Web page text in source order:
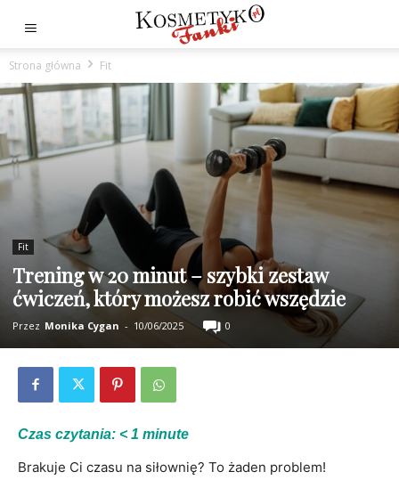
Strona główna Fit
Fit
Trening w 20 minut – szybki zestaw
ćwiczeń, który możesz robić wszędzie
Przez Monika Cygan - 10/06/2025 0
Czas czytania: < 1 minute
Brakuje Ci czasu na siłownię? To żaden problem!